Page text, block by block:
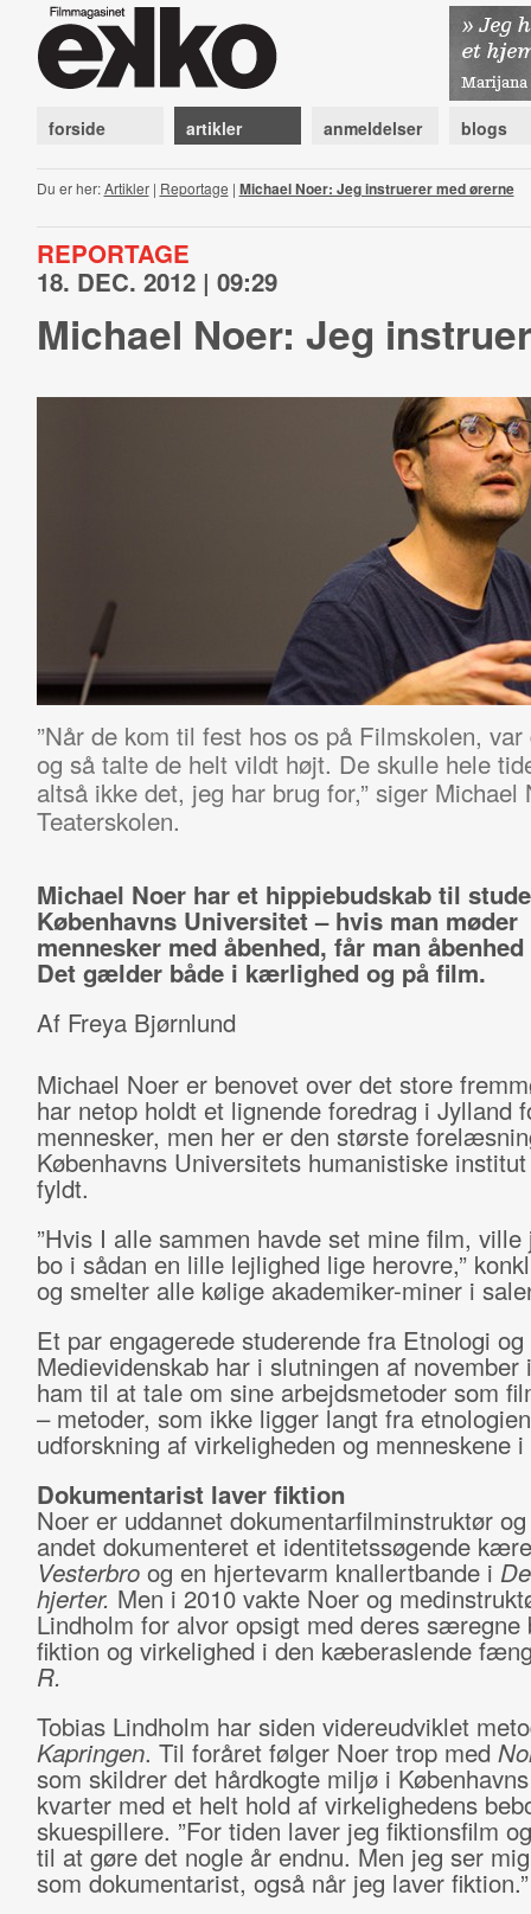
forside artikler anmeldelser blogs
Du er her:Artikler| Reportage | Michael Noer: Jeg instruerer med ørerne
REPORTAGE
18. DEC. 2012 | 09:29
Michael Noer: Jeg
”Når de kom til fest hos os på Filmskolen,
og så talte de helt vildt højt. De skulle hele
altså ikke det, jeg har brug for,” siger
Teaterskolen.
Michael Noer har et hippiebudskab til
Københavns Universitet – hvis man møder
mennesker med åbenhed, får man
Det gælder både i kærlighed og på film.
Af Freya Bjørnlund
Michael Noer er benovet over det store
har netop holdt et lignende foredrag i Jylland
mennesker, men her er den største
Københavns Universitets humanistiske
fyldt.
”Hvis I alle sammen havde set mine film, ville
bo i sådan en lille lejlighed lige herovre,”
og smelter alle kølige akademiker-miner i
Et par engagerede studerende fra Etnologi
Medievidenskab har i slutningen af november
ham til at tale om sine arbejdsmetoder som
– metoder, som ikke ligger langt fra
udforskning af virkeligheden og menneskene i
Dokumentarist laver fiktion
Noer er uddannet dokumentarfilminstruktør
andet dokumenteret et identitetssøgende
Vesterbroog en hjertevarm knallertbande i
hjerter. Men i 2010 vakte Noer og
Lindholm for alvor opsigt med deres særegne
fiktion og virkelighed i den kæberaslende
R.
Tobias Lindholm har siden videreudviklet
Kapringen. Til foråret følger Noer trop med
som skildrer det hårdkogte miljø i
kvarter med et helt hold af virkelighedens
skuespillere. ”For tiden laver jeg fiktionsfilm
til at gøre det nogle år endnu. Men jeg ser
som dokumentarist, også når jeg laver fiktion.”